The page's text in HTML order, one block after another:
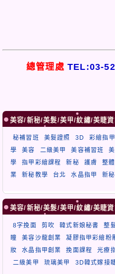
總管理處 TEL:03-
美容/新秘/美髮/美甲/紋繡/美睫資
秘補習班 美髮證照 3D 彩繪指甲
學
美容 二級美甲 美容補習班
學
指甲彩繪課程 新秘 護膚 整
業
新秘教學 台北 水晶指甲 新
美容/新秘/美髮/美甲/紋繡/美睫資
8字挽面 剪吹 韓式新娘秘書 整
瞳
美容沙龍創業 凝膠指甲彩繪粉
妝
水晶指甲創業 挽面課程 光療
二級美甲
琉璃美甲 3D韓式嫁接